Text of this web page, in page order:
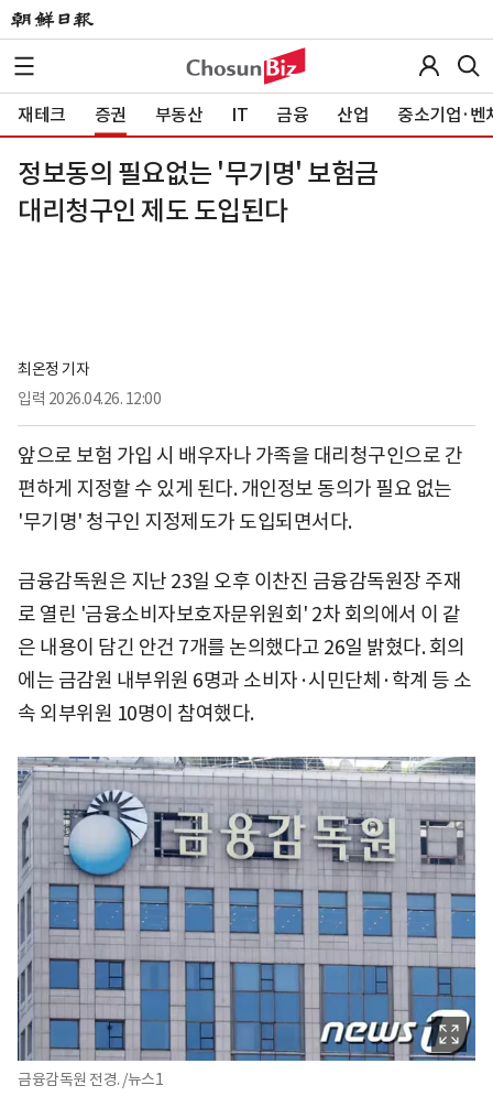
재테크 증권 부동산 IT 금융 산업 중소기업·벤
정보동의 필요없는 '무기명' 보험금
대리청구인 제도 도입된다
최온정 기자
입력 2026.04.26. 12:00
앞으로 보험 가입 시 배우자나 가족을 대리청구인으로 간
편하게 지정할 수 있게 된다. 개인정보 동의가 필요 없는
'무기명' 청구인 지정제도가 도입되면서다.
금융감독원은 지난 23일 오후 이찬진 금융감독원장 주재
로 열린 '금융소비자보호자문위원회' 2차 회의에서 이 같
은 내용이 담긴 안건 7개를 논의했다고 26일 밝혔다. 회의
에는 금감원 내부위원 6명과 소비자·시민단체·학계 등 소
속 외부위원 10명이 참여했다.
금융감독원 전경. /뉴스1